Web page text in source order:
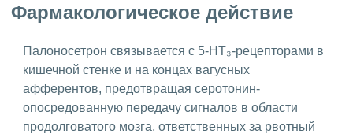
Фармакологическое действие
Палоносетрон связывается с 5-HT₃-рецепторами в
кишечной стенке и на концах вагусных
афферентов, предотвращая серотонин-
опосредованную передачу сигналов в области
продолговатого мозга, ответственных за рвотный